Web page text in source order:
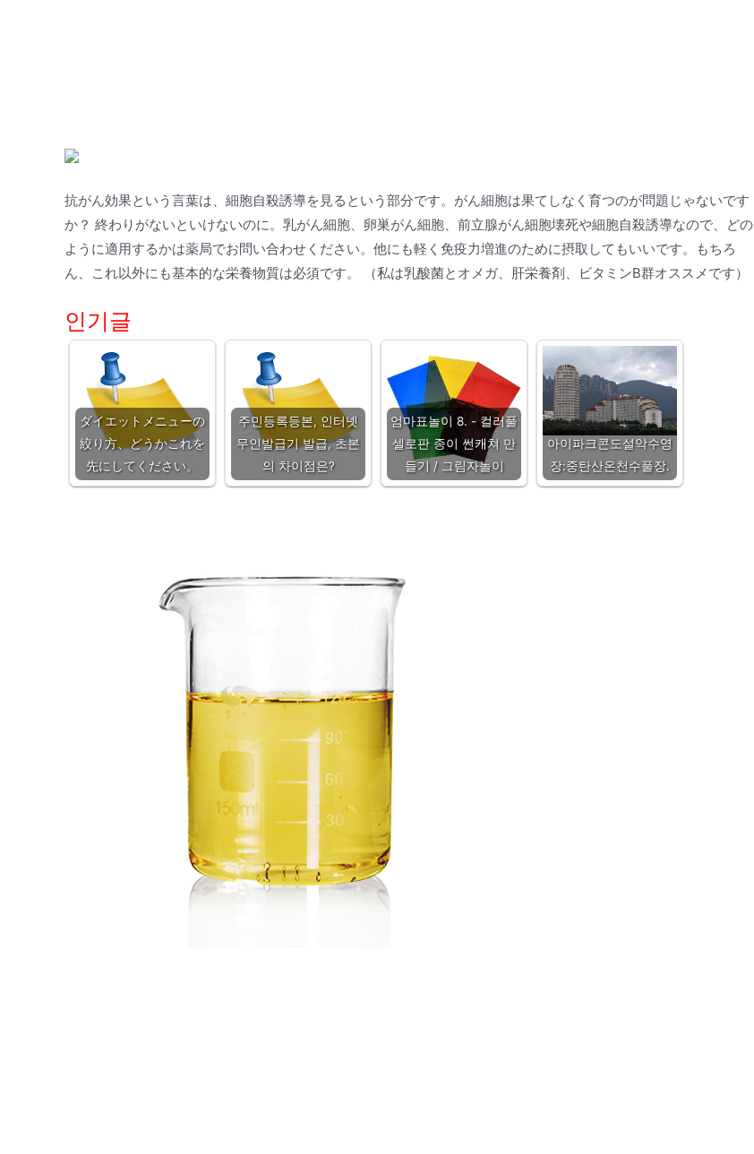
抗がん効果という言葉は、細胞自殺誘導を見るという部分です。がん細胞は果てしなく育つのが問題じゃないです
か？ 終わりがないといけないのに。乳がん細胞、卵巣がん細胞、前立腺がん細胞壊死や細胞自殺誘導なので、どの
ように適用するかは薬局でお問い合わせください。他にも軽く免疫力増進のために摂取してもいいです。もちろ
ん、これ以外にも基本的な栄養物質は必須です。 （私は乳酸菌とオメガ、肝栄養剤、ビタミンB群オススメです）
인기글
ダイエットメニューの
絞り方、どうかこれを
先にしてください。
주민등록등본, 인터넷
무인발급기 발급, 초본
의 차이점은?
엄마표놀이 8. - 컬러풀
셀로판 종이 썬캐쳐 만
들기 / 그림자놀이
아이파크콘도설악수영
장:중탄산온천수풀장.